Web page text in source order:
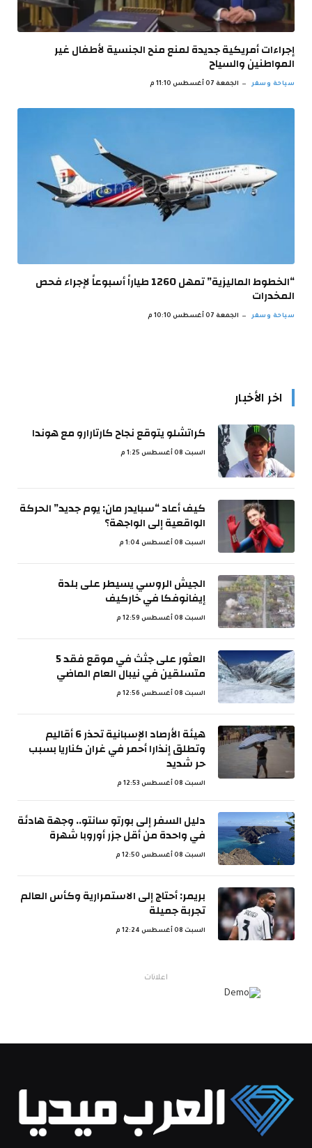
إجراءات أمريكية جديدة لمنع منح الجنسية لأطفال غير
المواطنين والسياح
سياحة وسفر الجمعة 07 أغسطس 11:10 م
“الخطوط الماليزية” تمهل 1260 طياراً أسبوعاً لإجراء فحص
المخدرات
سياحة وسفر الجمعة 07 أغسطس 10:10 م
اخر الأخبار
كراتشلو يتوقع نجاح كارتارارو مع هوندا
السبت 08 أغسطس 1:25 م
كيف أعاد “سبايدر مان: يوم جديد” الحركة
الواقعية إلى الواجهة؟
السبت 08 أغسطس 1:04 م
الجيش الروسي يسيطر على بلدة
إيفانوفكا في خاركيف
السبت 08 أغسطس 12:59 م
العثور على جثث في موقع فقد 5
متسلقين في نيبال العام الماضي
السبت 08 أغسطس 12:56 م
هيئة الأرصاد الإسبانية تحذر 6 أقاليم
وتطلق إنذارا أحمر في غران كناريا بسبب
حر شديد
السبت 08 أغسطس 12:53 م
دليل السفر إلى بورتو سانتو.. وجهة هادئة
في واحدة من أقل جزر أوروبا شهرة
السبت 08 أغسطس 12:50 م
بريمر: أحتاج إلى الاستمرارية وكأس العالم
تجربة جميلة
السبت 08 أغسطس 12:24 م
اعلانات